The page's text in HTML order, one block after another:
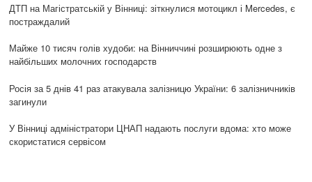
ДТП на Магістратській у Вінниці: зіткнулися мотоцикл і Mercedes, є
постраждалий
Майже 10 тисяч голів худоби: на Вінниччині розширюють одне з
найбільших молочних господарств
Росія за 5 днів 41 раз атакувала залізницю України: 6 залізничників
загинули
У Вінниці адміністратори ЦНАП надають послуги вдома: хто може
скористатися сервісом